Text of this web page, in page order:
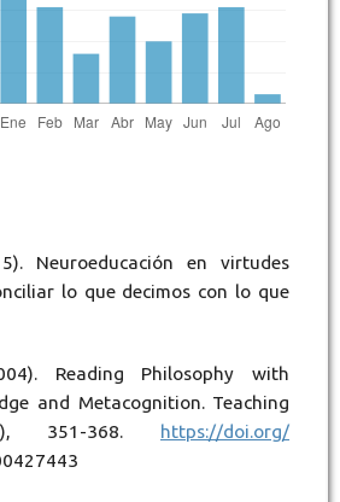
Neuroeducación en virtudes
lo que decimos con lo que
Reading Philosophy with
and Metacognition. Teaching
351-368. https://doi.org/